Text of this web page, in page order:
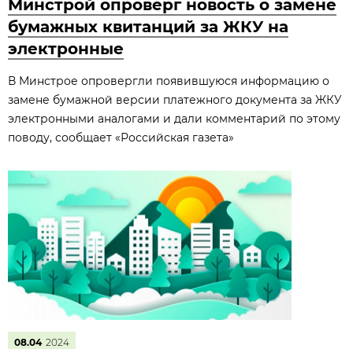
Минстрой опроверг новость о замене
бумажных квитанций за ЖКУ на
электронные
В Минстрое опровергли появившуюся информацию о
замене бумажной версии платежного документа за ЖКУ
электронными аналогами и дали комментарий по этому
поводу, сообщает «Российская газета»
08.04 2024